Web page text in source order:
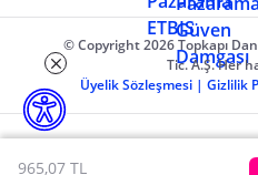
965,07 TL
© Copyright 2026 Topkapı
Tic. A.Ş. Her
Üyelik Sözleşmesi | Gizlilik